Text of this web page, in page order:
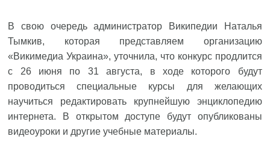
В свою очередь администратор Википедии Наталья
Тымкив, которая представляем организацию
«Викимедиа Украина», уточнила, что конкурс продлится
с 26 июня по 31 августа, в ходе которого будут
проводиться специальные курсы для желающих
научиться редактировать крупнейшую энциклопедию
интернета. В открытом доступе будут опубликованы
видеоуроки и другие учебные материалы.